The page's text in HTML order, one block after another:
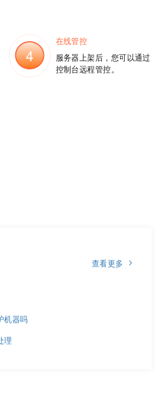
4
在线管控
服务器上架后，您可以通过
控制台远程管控。
查看更多
机器吗
理